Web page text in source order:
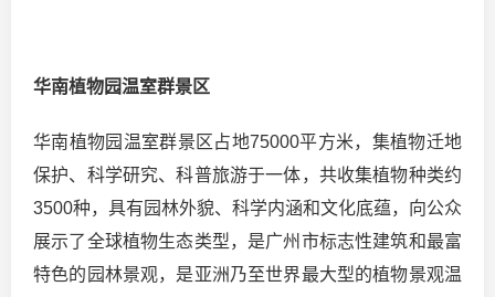
华南植物园温室群景区
华南植物园温室群景区占地75000平方米，集植物迁地
保护、科学研究、科普旅游于一体，共收集植物种类约
3500种，具有园林外貌、科学内涵和文化底蕴，向公众
展示了全球植物生态类型，是广州市标志性建筑和最富
特色的园林景观，是亚洲乃至世界最大型的植物景观温